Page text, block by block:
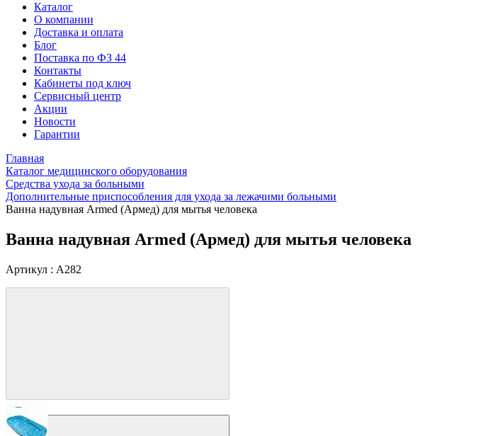
Каталог
О компании
Доставка и оплата
Блог
Поставка по ФЗ 44
Контакты
Кабинеты под ключ
Сервисный центр
Акции
Новости
Гарантии
Главная
Каталог медицинского оборудования
Средства ухода за больными
Дополнительные приспособления для ухода за лежачими больными
Ванна надувная Armed (Армед) для мытья человека
Ванна надувная Armed (Армед) для мытья человека
Артикул : A282